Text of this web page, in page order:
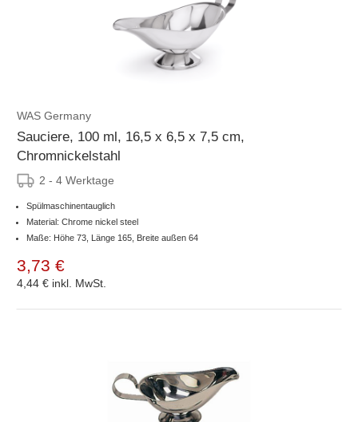
WAS Germany
Sauciere, 100 ml, 16,5 x 6,5 x 7,5 cm,
Chromnickelstahl
2 - 4 Werktage
Spülmaschinentauglich
Material: Chrome nickel steel
Maße: Höhe 73, Länge 165, Breite außen 64
3,73 €
4,44 € inkl. MwSt.